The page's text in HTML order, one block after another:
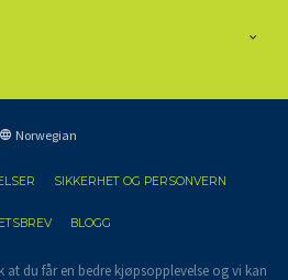
Norwegian
SIKKERHET OG PERSONVERN
BLOGG
du får en bedre kjøpsopplevelse og vi kan